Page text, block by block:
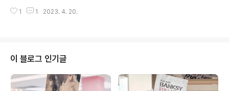
어 에어리 블루 색상의 핸드선풍기로 구입합니다. 먼저 언
로 기본 기능 및 장점, 단점 리뷰합니다. 결론부터 말하면
15,900원에 구입했습니다. 로켓와우는 배송비포함 익일
새벽도착 제품으로 배송비 별도로 판매되는 네이버쇼핑 등
의 제품과 비교하면 1만원 초반대 제품으로 생각하시면 됩
니다. 색상은 블랙과 화이트가 있으며, 중국산 노트북 거치
1 1 2023. 4. 20.
이 블로그 인기글